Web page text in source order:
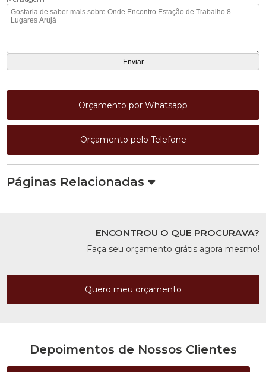
Orçamento por Whatsapp
Orçamento pelo Telefone
Páginas Relacionadas
ENCONTROU O QUE PROCURAVA?
Faça seu orçamento grátis agora mesmo!
Quero meu orçamento
Depoimentos de Nossos Clientes